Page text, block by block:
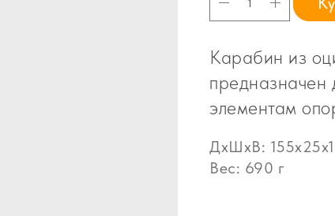
Карабин из
предназначен
элементам
ДxШxВ:
Вес: 690 г